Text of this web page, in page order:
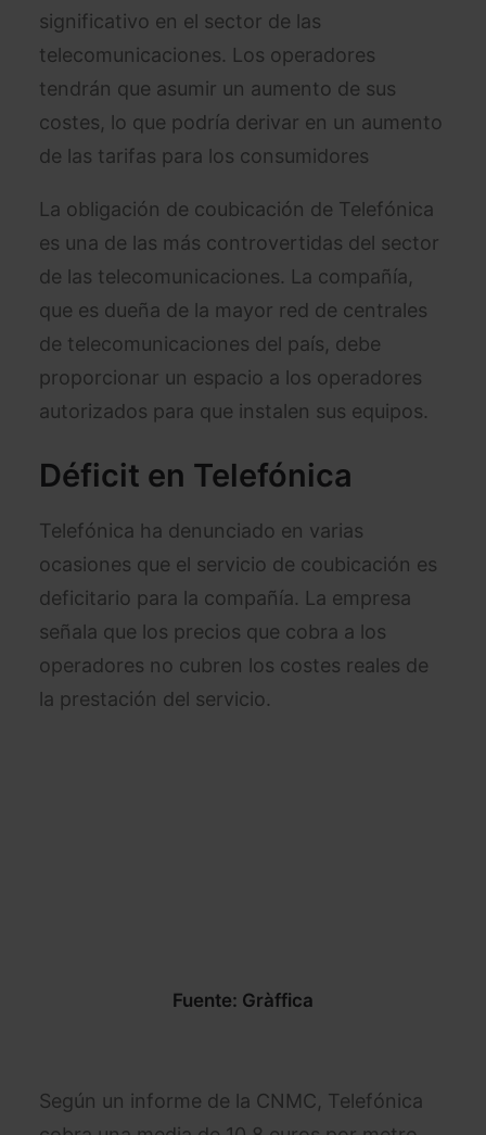
significativo en el sector de las
telecomunicaciones. Los operadores
tendrán que asumir un aumento de sus
costes, lo que podría derivar en un aumento
de las tarifas para los consumidores
La obligación de coubicación de Telefónica
es una de las más controvertidas del sector
de las telecomunicaciones. La compañía,
que es dueña de la mayor red de centrales
de telecomunicaciones del país, debe
proporcionar un espacio a los operadores
autorizados para que instalen sus equipos.
Déficit en Telefónica
Telefónica ha denunciado en varias
ocasiones que el servicio de coubicación es
deficitario para la compañía. La empresa
señala que los precios que cobra a los
operadores no cubren los costes reales de
la prestación del servicio.
Fuente: Gràffica
Según un informe de la CNMC, Telefónica